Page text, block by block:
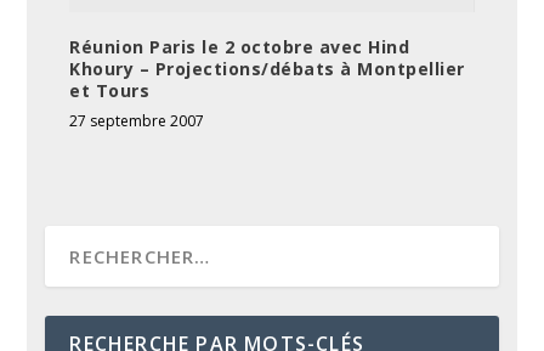
Réunion Paris le 2 octobre avec Hind
Khoury – Projections/débats à Montpellier
et Tours
27 septembre 2007
RECHERCHE PAR MOTS-CLÉS